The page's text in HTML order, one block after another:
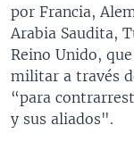
por Francia,
Arabia Saudita,
Reino Unido,
militar a través
“para
y sus aliados".